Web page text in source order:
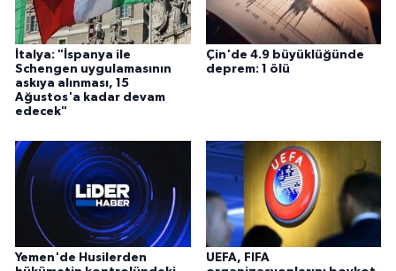
İtalya: "İspanya ile
Schengen uygulamasının
askıya alınması, 15
Ağustos'a kadar devam
edecek"
Çin'de 4.9 büyüklüğünde
deprem: 1 ölü
Yemen'de Husilerden
UEFA, FIFA